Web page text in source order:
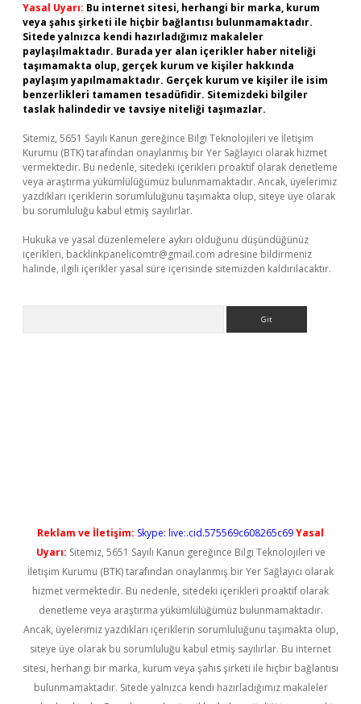
Yasal Uyarı: Bu internet sitesi, herhangi bir marka, kurum
veya şahıs şirketi ile hiçbir bağlantısı bulunmamaktadır.
Sitede yalnızca kendi hazırladığımız makaleler
paylaşılmaktadır. Burada yer alan içerikler haber niteliği
taşımamakta olup, gerçek kurum ve kişiler hakkında
paylaşım yapılmamaktadır. Gerçek kurum ve kişiler ile isim
benzerlikleri tamamen tesadüfidir. Sitemizdeki bilgiler
taslak halindedir ve tavsiye niteliği taşımazlar.
Sitemiz, 5651 Sayılı Kanun gereğince Bilgi Teknolojileri ve İletişim
Kurumu (BTK) tarafından onaylanmış bir Yer Sağlayıcı olarak hizmet
vermektedir. Bu nedenle, sitedeki içerikleri proaktif olarak denetleme
veya araştırma yükümlülüğümüz bulunmamaktadır. Ancak, üyelerimiz
yazdıkları içeriklerin sorumluluğunu taşımakta olup, siteye üye olarak
bu sorumluluğu kabul etmiş sayılırlar.
Hukuka ve yasal düzenlemelere aykırı olduğunu düşündüğünüz
içerikleri, backlinkpanelicomtr@gmail.com adresine bildirmeniz
halinde, ilgili içerikler yasal süre içerisinde sitemizden kaldırılacaktır.
Reklam ve İletişim: Skype: live:.cid.575569c608265c69Yasal
Uyarı: Sitemiz, 5651 Sayılı Kanun gereğince Bilgi Teknolojileri ve
İletişim Kurumu (BTK) tarafından onaylanmış bir Yer Sağlayıcı olarak
hizmet vermektedir. Bu nedenle, sitedeki içerikleri proaktif olarak
denetleme veya araştırma yükümlülüğümüz bulunmamaktadır.
Ancak, üyelerimiz yazdıkları içeriklerin sorumluluğunu taşımakta olup,
siteye üye olarak bu sorumluluğu kabul etmiş sayılırlar. Bu internet
sitesi, herhangi bir marka, kurum veya şahıs şirketi ile hiçbir bağlantısı
bulunmamaktadır. Sitede yalnızca kendi hazırladığımız makaleler